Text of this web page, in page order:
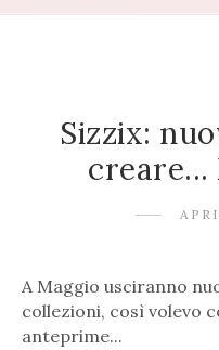
Sizzix:
creare...
A Maggio usciranno
collezioni, così volevo
anteprime...